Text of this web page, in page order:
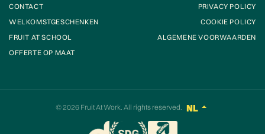
CONTACT
WELKOMSTGESCHENKEN
FRUIT AT SCHOOL
OFFERTE OP MAAT
PRIVACY POLICY
COOKIE POLICY
ALGEMENE VOORWAARDEN
© 2026 Fruit At Work. All rights reserved. NL